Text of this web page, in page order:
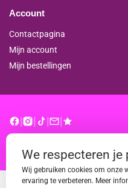
Account
Contactpagina
Mijn account
Mijn bestellingen
We respecteren je
Wij gebruiken cookies om onze
ervaring te verbeteren. Meer